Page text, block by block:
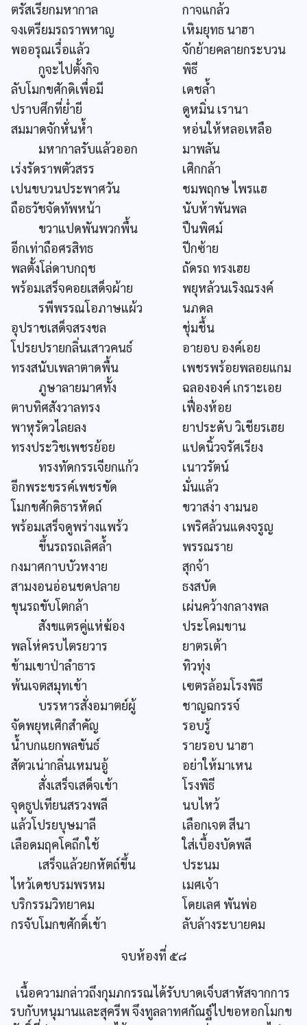
ตรัสเรียกมหากาล
กาจแกล้ว
จงเตรียมรถราพหาญ
เหิมยุทธ นาฮา
พออรุณเรื่อแล้ว
จักย้ายคลายกระบวน
กูจะไปตั้งกิจ
พิธี
ลับโมกขศักดิเพื่อมี
เดชล้ำ
ปราบศึกที่ย่ำยี
ดูหมิ่น เรานา
สมมาดจักหั่นห้ำ
หอ่นให้หลอเหลือ
มหากาลรับแล้วออก
มาพลัน
เร่งรัดราพตัวสรร
เศิกกล้า
เปนขบวนประพาศวัน
ชมพฤกษ ไพรแฮ
ถือธวัชจัดทัพหน้า
นับห้าพันพล
ขวาแปดพันพวกพื้น
ปืนพิศม์
อีกเท่าถือศรสิทธ
ปีกซ้าย
พลตั้งโล่ดาบกฤช
ถัดรถ ทรงเฮย
พร้อมเสร็จคอยเสด็จผ้าย
พยุหล้วนเริงณรงค์
รพีพรรณโอภาษแผ้ว
นภดล
อุปราชเสด็จสรงชล
ชุ่มชื้น
โปรยปรายกลิ่นเสาวคนธ์
อายอบ องค์เอย
ทรงสนับเพลาตาดพื้น
เพชรพร้อยพลอยแกม
ภูษาลายมาศทั้ง
ฉลององค์ เกราะเอย
ตาบทิศสังวาลทรง
เฟื่องห้อย
พาหุรัดวไลยลง
ยาประดับ วิเชียรเฮย
ทรงประวิชเพชรย้อย
แปดนิ้วจรัศเรียง
ทรงทัดกรรเจียกแก้ว
เนาวรัตน์
อีกพระขรรค์เพชรขัด
มั่นแล้ว
โมกขศักดิธารหัดถ์
ขวาสง่า งามนอ
พร้อมเสร็จดูพร่างแพร้ว
เพริศล้วนแดงจรูญ
ขึ้นรถรถเลิศล้ำ
พรรณราย
กงมาศกาบบัวหงาย
สุกจ้า
สามงอนอ่อนชดปลาย
ธงสบัด
ขุนรถขับโตกล้า
เผ่นคว้างกลางพล
สังขแตรคู่แห่ฆ้อง
ประโคมขาน
พลโห่ครบไตรยวาร
ยาตรเต้า
ข้ามเขาป่าลำธาร
ทิวทุ่ง
พ้นเจตสมุทเข้า
เฃตรล้อมโรงพิธี
บรรหารสั่งอมาตย์ผู้
ชาญฉกรรจ์
จัดพยุหเศิกสำคัญ
รอบรู้
น้ำบกแยกพลขันธ์
รายรอบ นาฮา
สัตวเน่ากลิ่นเหมนอู้
อย่าให้มาเหน
สั่งเสร็จเสด็จเข้า
โรงพิธี
จุดธูปเทียนสรวงพลี
นบไหว้
แล้วโปรยบุษมาลี
เลือกเจต สีนา
เลือดมฤคโคถึกใช้
ใส่เบื้องบัดพลี
เสร็จแล้วยกหัตถ์ขึ้น
ประนม
ไหว้เดชบรมพรหม
เมศเจ้า
บริกรรมวิทยาคม
โดยเลศ พันพ่อ
กรจับโมกขศักดิ์เข้า
ลับล้างระบายคม
จบห้องที่ ๕๘
เนื้อความกล่าวถึงกุมภกรรณได้รับบาดเจ็บสาหัสจากการ
รบกับหนุมานและสุครีพ จึงทูลลาทศกัณฐ์ไปขอหอกโมกข